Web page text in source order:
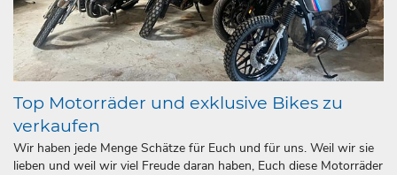
Top Motorräder und exklusive Bikes zu
verkaufen
Wir haben jede Menge Schätze für Euch und für uns. Weil wir sie
lieben und weil wir viel Freude daran haben, Euch diese Motorräder